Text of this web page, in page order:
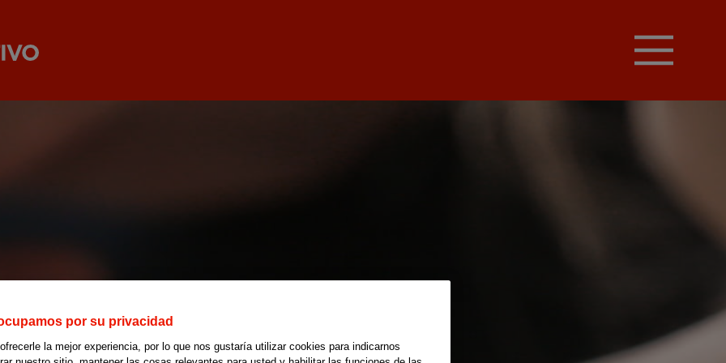
por su privacidad
la mejor experiencia, por lo que nos gustaría utilizar cookies para indicarnos